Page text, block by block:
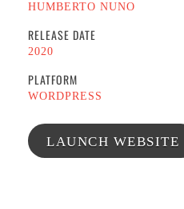
HUMBERTO NUNO
RELEASE DATE
2020
PLATFORM
WORDPRESS
LAUNCH WEBSITE